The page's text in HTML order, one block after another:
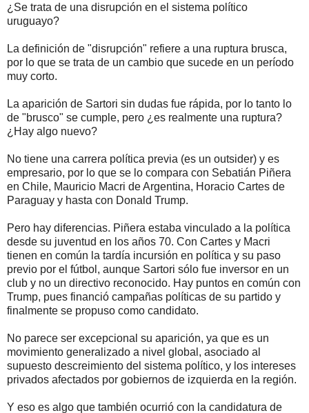
¿Se trata de una disrupción en el sistema político
uruguayo?
La definición de "disrupción" refiere a una ruptura brusca,
por lo que se trata de un cambio que sucede en un período
muy corto.
La aparición de Sartori sin dudas fue rápida, por lo tanto lo
de "brusco" se cumple, pero ¿es realmente una ruptura?
¿Hay algo nuevo?
No tiene una carrera política previa (es un outsider) y es
empresario, por lo que se lo compara con Sebatián Piñera
en Chile, Mauricio Macri de Argentina, Horacio Cartes de
Paraguay y hasta con Donald Trump.
Pero hay diferencias. Piñera estaba vinculado a la política
desde su juventud en los años 70. Con Cartes y Macri
tienen en común la tardía incursión en política y su paso
previo por el fútbol, aunque Sartori sólo fue inversor en un
club y no un directivo reconocido. Hay puntos en común con
Trump, pues financió campañas políticas de su partido y
finalmente se propuso como candidato.
No parece ser excepcional su aparición, ya que es un
movimiento generalizado a nivel global, asociado al
supuesto descreimiento del sistema político, y los intereses
privados afectados por gobiernos de izquierda en la región.
Y eso es algo que también ocurrió con la candidatura de